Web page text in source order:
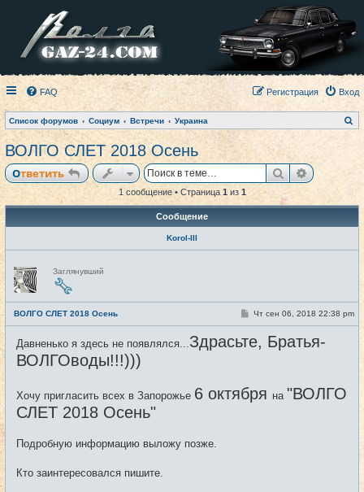
FAQ Вход
Регистрация
Список форумов Социум Встречи Украина
о
ВОЛГО СЛЕТ 2018 Осень
Ответить Поиск
1 сообщение • Страница 1из 1
Сообщение
Korol-III
Н
е
в
с
е
т
и
Заглянувший
ВОЛГО СЛЕТ 2018 Осень #1
С
б
е
Чт сен 06, 2018 22:38 pm
Давненько я здесь не появлялся... Здрасьте, Братья-
ВОЛГОводы!!!)))
Хочу пригласить всех в Запорожье 6 октября на "ВОЛГО
СЛЕТ 2018 Осень"
Подробную информацию выложу позже.
Кто заинтересовался пишите.